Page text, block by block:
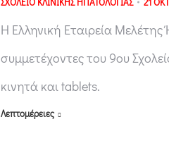
Η Ελληνική Εταιρεία
συμμετέχοντες του 9ου
κινητά και tablets.
Λεπτομέρειες